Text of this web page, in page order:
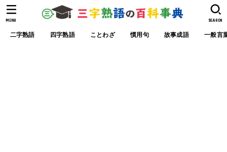
二字熟語 四字熟語 ことわざ 慣用句 故事成語 一般言
SEARCH
MENU